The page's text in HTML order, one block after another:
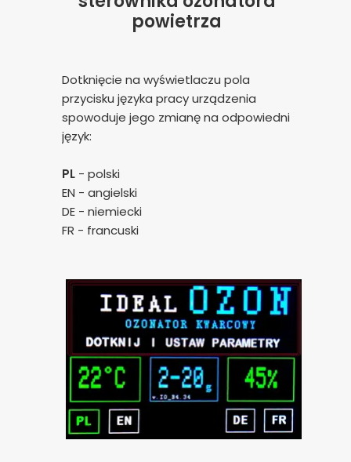
powietrza
Dotknięcie na wyświetlaczu pola
przycisku języka pracy urządzenia
spowoduje jego zmianę na odpowiedni
język:
PL - polski
EN - angielski
DE - niemiecki
FR - francuski